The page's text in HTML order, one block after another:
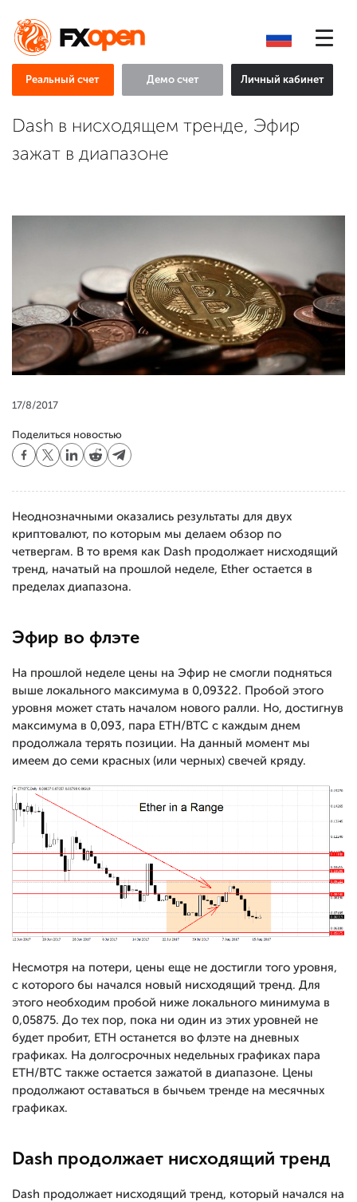
Реальный счет Демо счет Личный кабинет
Dash в нисходящем тренде, Эфир
зажат в диапазоне
17/8/2017
Поделиться новостью
Неоднозначными оказались результаты для двух
криптовалют, по которым мы делаем обзор по
четвергам. В то время как Dash продолжает нисходящий
тренд, начатый на прошлой неделе, Ether остается в
пределах диапазона.
Эфир во флэте
На прошлой неделе цены на Эфир не смогли подняться
выше локального максимума в 0,09322. Пробой этого
уровня может стать началом нового ралли. Но, достигнув
максимума в 0,093, пара ETH/BTC с каждым днем
продолжала терять позиции. На данный момент мы
имеем до семи красных (или черных) свечей кряду.
Несмотря на потери, цены еще не достигли того уровня,
с которого бы начался новый нисходящий тренд. Для
этого необходим пробой ниже локального минимума в
0,05875. До тех пор, пока ни один из этих уровней не
будет пробит, ETH останется во флэте на дневных
графиках. На долгосрочных недельных графиках пара
ETH/BTC также остается зажатой в диапазоне. Цены
продолжают оставаться в бычьем тренде на месячных
графиках.
Dash продолжает нисходящий тренд
Dash продолжает нисходящий тренд, который начался на